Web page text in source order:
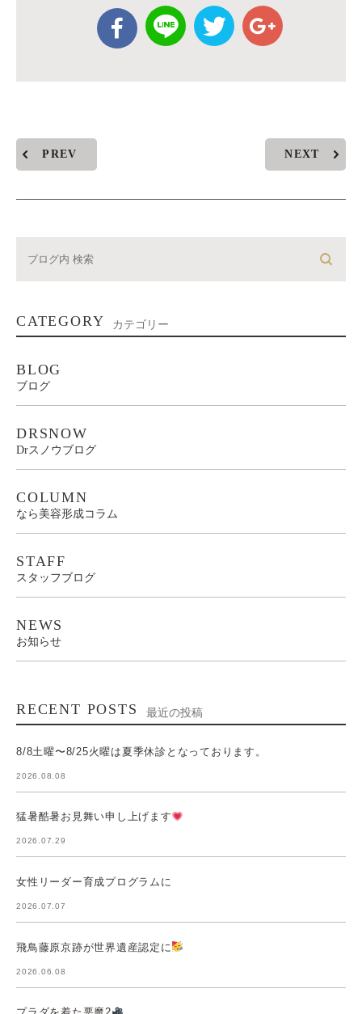
PREV NEXT
CATEGORY カテゴリー
BLOG
ブログ
DRSNOW
Drスノウブログ
COLUMN
なら美容形成コラム
STAFF
スタッフブログ
NEWS
お知らせ
RECENT POSTS 最近の投稿
8/8土曜〜8/25火曜は夏季休診となっております。
2026.08.08
猛暑酷暑お見舞い申し上げます
2026.07.29
女性リーダー育成プログラムに
2026.07.07
飛鳥藤原京跡が世界遺産認定に
2026.06.08